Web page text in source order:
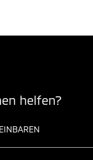
helfen?